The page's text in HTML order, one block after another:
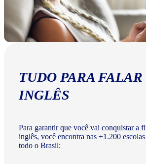
TUDO PARA FALAR
INGLÊS
Para garantir que você vai conquistar a
inglês, você encontra nas +1.200
todo o Brasil: